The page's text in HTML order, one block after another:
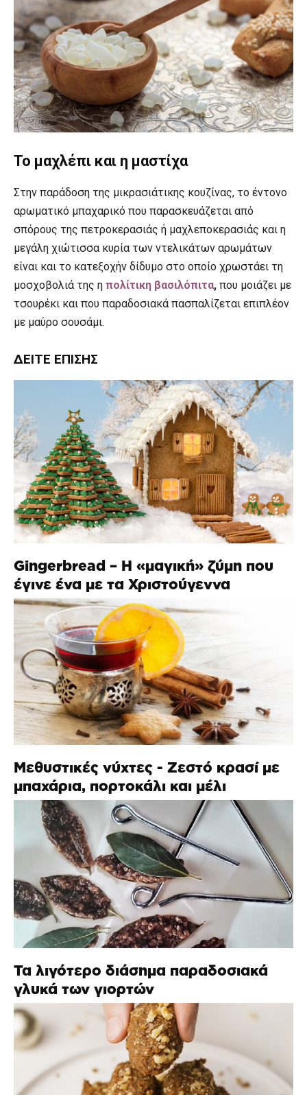
Το μαχλέπι και η μαστίχα
Στην παράδοση της μικρασιάτικης κουζίνας, το έντονο
αρωματικό μπαχαρικό που παρασκευάζεται από
σπόρους της πετροκερασιάς ή μαχλεποκερασιάς και η
μεγάλη χιώτισσα κυρία των ντελικάτων αρωμάτων
είναι και το κατεξοχήν δίδυμο στο οποίο χρωστάει τη
μοσχοβολιά της η πολίτικη βασιλόπιτα, που μοιάζει με
τσουρέκι και που παραδοσιακά πασπαλίζεται επιπλέον
με μαύρο σουσάμι.
ΔΕΊΤΕ ΕΠΊΣΗΣ
Gingerbread – Η «μαγική» ζύμη που
έγινε ένα με τα Χριστούγεννα
Μεθυστικές νύχτες - Ζεστό κρασί με
μπαχάρια, πορτοκάλι και μέλι
Τα λιγότερο διάσημα παραδοσιακά
γλυκά των γιορτών